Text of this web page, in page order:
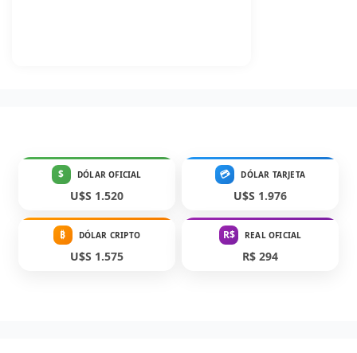
$ DÓLAR OFICIAL
U$S 1.520
💳 DÓLAR TARJETA
U$S 1.976
₿ DÓLAR CRIPTO
U$S 1.575
R$ REAL OFICIAL
R$ 294